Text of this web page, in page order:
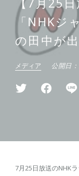
「NHKジ
の田中が
メディア 公開日：
7月25日放送のNHK